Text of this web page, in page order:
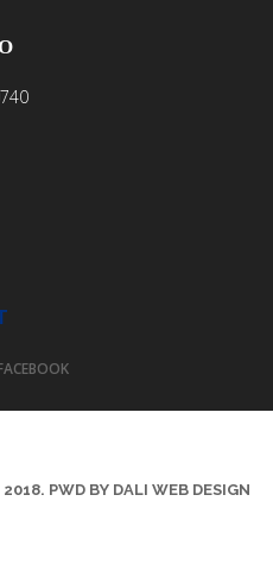
PWD BY DALI WEB DESIGN